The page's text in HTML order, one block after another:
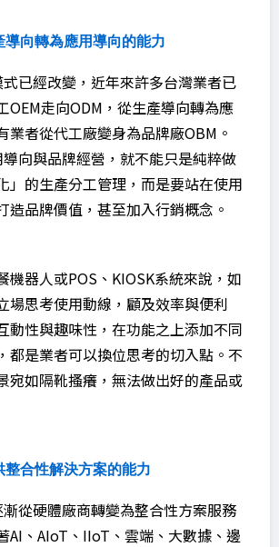
導向轉為應用導向的能力
已經改變，近年來許多台灣業者已
OEM走向ODM，從生產導向轉為應
業者從代工廠變身為品牌廠OBM。
向與品牌經營，就不能只是純粹做
」的生產分工管理，而是要站在使用
造品牌價值，甚至加入行銷概念。
機器人或POS、KIOSK系統來說，如
場思考使用動線，顧及效率與便利
動性與趣味性，在功能之上添加不同
都是業者可以換位思考的切入點。不
宛如隔靴搔癢，無法做出好的產品或
整合性解決方案的能力
從硬體廠商轉變為整合性方案服務
AI、AIoT、IIoT、雲端、大數據、邊